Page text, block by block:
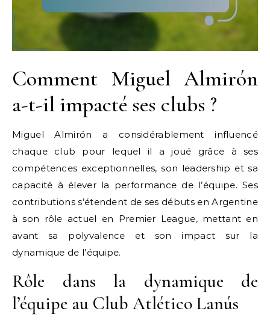
Comment Miguel Almirón
a-t-il impacté ses clubs ?
Miguel Almirón a considérablement influencé
chaque club pour lequel il a joué grâce à ses
compétences exceptionnelles, son leadership et sa
capacité à élever la performance de l’équipe. Ses
contributions s’étendent de ses débuts en Argentine
à son rôle actuel en Premier League, mettant en
avant sa polyvalence et son impact sur la
dynamique de l’équipe.
Rôle dans la dynamique de
l’équipe au Club Atlético Lanús